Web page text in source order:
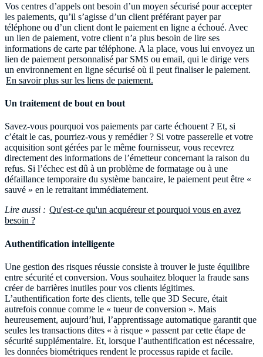
Vos centres d’appels ont besoin d’un moyen sécurisé pour accepter
les paiements, qu’il s’agisse d’un client préférant payer par
téléphone ou d’un client dont le paiement en ligne a échoué. Avec
un lien de paiement, votre client n’a plus besoin de lire ses
informations de carte par téléphone. A la place, vous lui envoyez un
lien de paiement personnalisé par SMS ou email, qui le dirige vers
un environnement en ligne sécurisé où il peut finaliser le paiement.
En savoir plus sur les liens de paiement.
Un traitement de bout en bout
Savez-vous pourquoi vos paiements par carte échouent ? Et, si
c’était le cas, pourriez-vous y remédier ? Si votre passerelle et votre
acquisition sont gérées par le même fournisseur, vous recevrez
directement des informations de l’émetteur concernant la raison du
refus. Si l’échec est dû à un problème de formatage ou à une
défaillance temporaire du système bancaire, le paiement peut être «
sauvé » en le retraitant immédiatement.
Lire aussi : Qu'est-ce qu'un acquéreur et pourquoi vous en avez
besoin ?
Authentification intelligente
Une gestion des risques réussie consiste à trouver le juste équilibre
entre sécurité et conversion. Vous souhaitez bloquer la fraude sans
créer de barrières inutiles pour vos clients légitimes.
L’authentification forte des clients, telle que 3D Secure, était
autrefois connue comme le « tueur de conversion ». Mais
heureusement, aujourd’hui, l’apprentissage automatique garantit que
seules les transactions dites « à risque » passent par cette étape de
sécurité supplémentaire. Et, lorsque l’authentification est nécessaire,
les données biométriques rendent le processus rapide et facile.